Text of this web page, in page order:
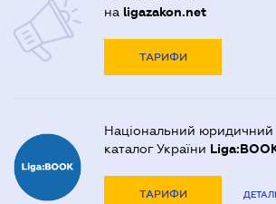
на ligazakon.net
ТАРИФИ
Національний юридичний
каталог України
ТАРИФИ